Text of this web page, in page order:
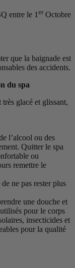
entre le 1 er Octobre
que la baignade est
des accidents.
du spa
glacé et glissant,
l’alcool ou des
Quitter le spa
ou
remettre le
ne pas rester plus
une douche et
pour le corps
insecticides et
pour la qualité